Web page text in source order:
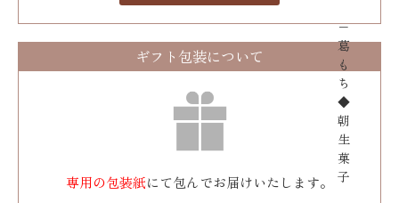
−
葛
も
ち
◆
朝
生
菓
子
ギフト包装について
専用の包装紙にて包んでお届けいたします。